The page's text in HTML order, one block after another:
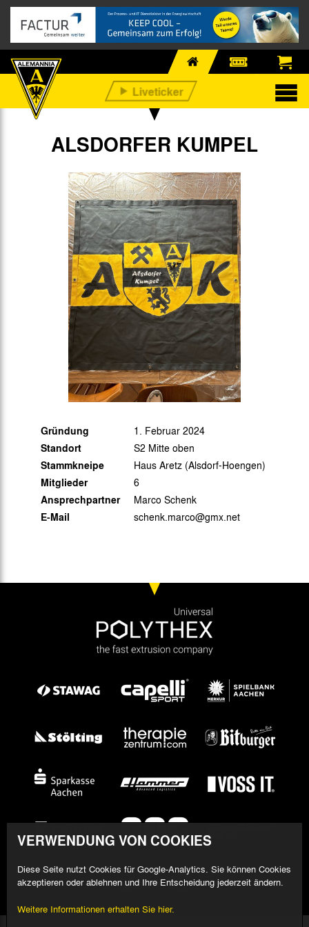
ALSDORFER KUMPEL
Gründung 1. Februar 2024
Standort S2 Mitte oben
Stammkneipe Haus Aretz (Alsdorf-Hoengen)
Mitglieder 6
Ansprechpartner Marco Schenk
E-Mail schenk.marco@gmx.net
VERWENDUNG VON COOKIES
Diese Seite nutzt Cookies für Google-Analytics. Sie können Cookies
akzeptieren oder ablehnen und Ihre Entscheidung jederzeit ändern.
Weitere Informationen erhalten Sie hier.